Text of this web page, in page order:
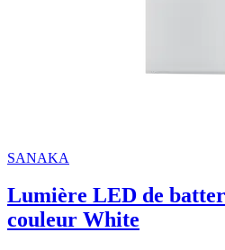
SANAKA
Lumière LED de
couleur White